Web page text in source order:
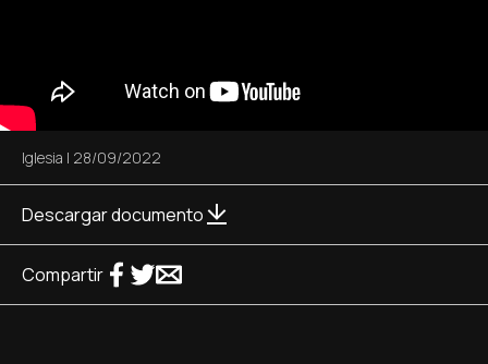
Iglesia | 28/09/2022
Descargar documento
Compartir